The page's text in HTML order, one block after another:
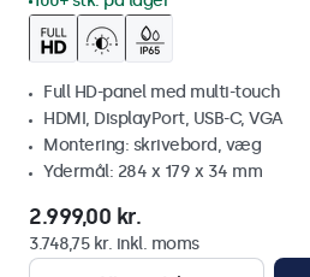
Full HD-panel med multi-touch
HDMI, DisplayPort, USB-C, VGA
Montering: skrivebord, væg
Ydermål: 284 x 179 x 34 mm
2.999,00 kr.
3.748,75 kr. inkl. moms